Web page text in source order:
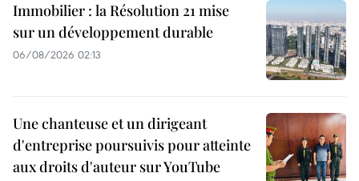
Immobilier : la Résolution 21 mise
sur un développement durable
06/08/2026 02:13
Une chanteuse et un dirigeant
d'entreprise poursuivis pour atteinte
aux droits d'auteur sur YouTube